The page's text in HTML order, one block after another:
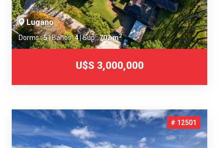
Lugano
Dorms.:5| Baños:4| Sup.:702 m2
U$S 3,000,000
# 12501